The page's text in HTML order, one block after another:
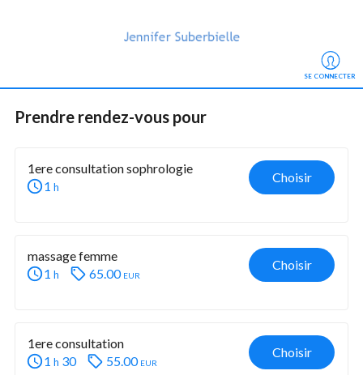
SE CONNECTER
Prendre rendez-vous pour
Choisir
1ere consultation sophrologie
1 h
Choisir
massage femme
1 h 65.00 eur
Choisir
1ere consultation
1 h 30 55.00 eur